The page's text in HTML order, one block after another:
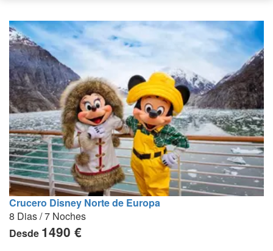
Crucero Disney Norte de Europa
8 Dias / 7 Noches
Desde 1490 €